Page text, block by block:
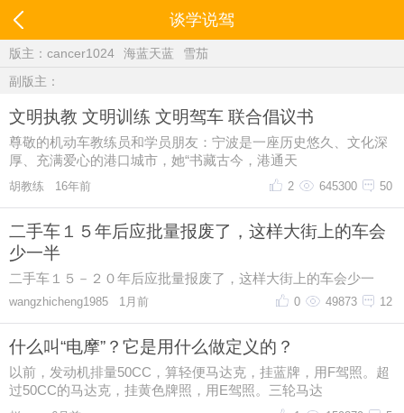
谈学说驾
版主： cancer1024 海蓝天蓝
雪茄
副版主：